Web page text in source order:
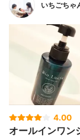
いちごちゃ
4.00
オールインワン